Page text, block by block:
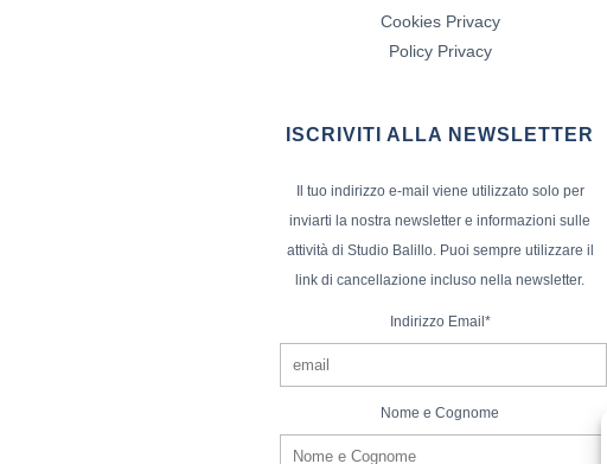
Cookies Privacy
Policy Privacy
ISCRIVITI ALLA NEWSLETTER
Il tuo indirizzo e-mail viene utilizzato solo per
inviarti la nostra newsletter e informazioni sulle
attività di Studio Balillo. Puoi sempre utilizzare il
link di cancellazione incluso nella newsletter.
Indirizzo Email*
Nome e Cognome